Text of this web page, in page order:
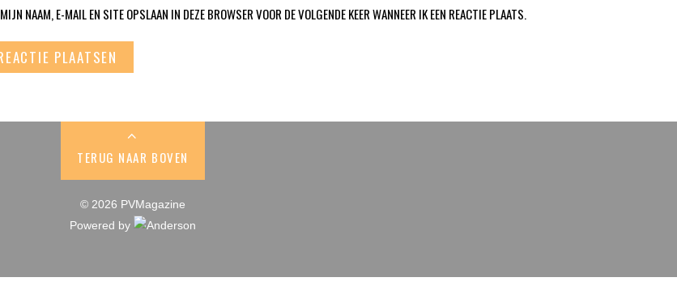
MIJN NAAM, E-MAIL EN SITE OPSLAAN IN DEZE BROWSER VOOR DE VOLGENDE KEER WANNEER IK EEN REACTIE PLAATS.
TERUG NAAR BOVEN
© 2026 PVMagazine
Powered by